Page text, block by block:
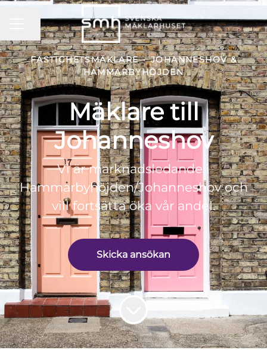
KARRIÄRMENY
Dela sidan
FASTIGHETSMÄKLARE · JOHANNESHOV &
HAMMARBYHÖJDEN
Mäklare till
Johanneshov
Vi är marknadsledande i
Hammarbyhöjden/Johanneshov och
vill fortsätta öka vår andel.
Skicka ansökan